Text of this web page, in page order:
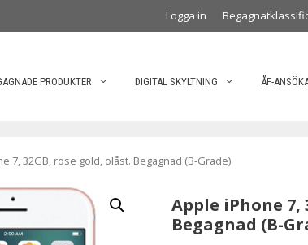
Logga in
PRODUKTER DIGITAL SKYLTNING ÅF-
7, 32GB, rose gold, olåst. Begagnad (B-Grade)
Apple iPhone 7,
Begagnad (B-